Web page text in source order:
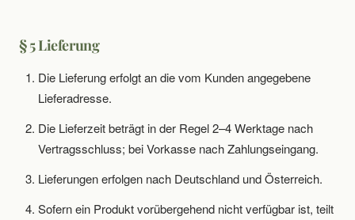
§ 5 Lieferung
Die Lieferung erfolgt an die vom Kunden angegebene
Lieferadresse.
Die Lieferzeit beträgt in der Regel 2–4 Werktage nach
Vertragsschluss; bei Vorkasse nach Zahlungseingang.
Lieferungen erfolgen nach Deutschland und Österreich.
Sofern ein Produkt vorübergehend nicht verfügbar ist, teilt